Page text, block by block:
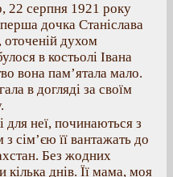
22 серпня 1921 року
дочка Станіслава
оточеній духом
в костьолі Івана
вона пам’ятала мало.
в догляді за своїм
для неї, починаються з
сім’єю її вантажать до
Без жодних
кілька днів. Її мама, моя